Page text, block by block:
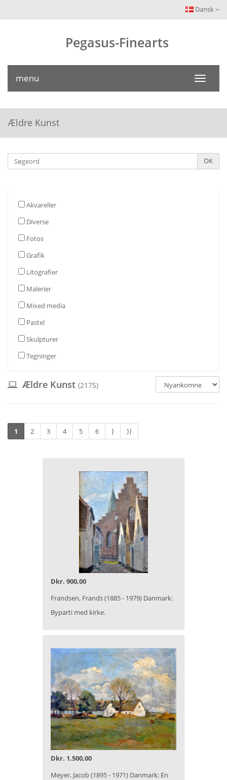
Dansk
Pegasus-Finearts
Toggle
menu
Ældre Kunst
Søgeord OK
Akvareller
Diverse
Fotos
Grafik
Litografier
Malerier
Mixed media
Pastel
Skulpturer
Tegninger
Ældre Kunst (2175)
1 2 3 4 5 6 ⟩ ⟩⟩
Dkr. 900,00
Frandsen, Frands (1885 - 1979) Danmark:
Byparti med kirke.
Dkr. 1.500,00
Meyer, Jacob (1895 - 1971) Danmark: En